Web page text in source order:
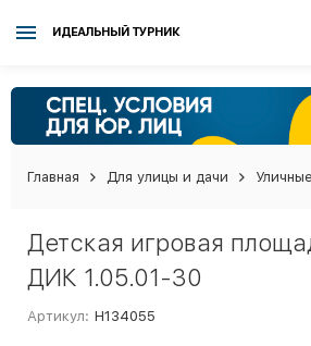
ИДЕАЛЬНЫЙ ТУРНИК
Главная Для улицы и дачи
Детская игровая
ДИК 1.05.01-30
Артикул: Н134055